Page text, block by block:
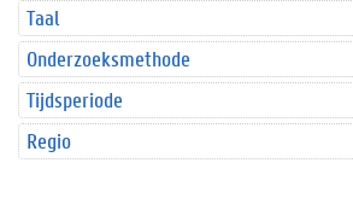
Taal
Onderzoeksmethode
Tijdsperiode
Regio